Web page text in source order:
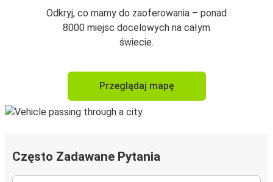
Odkryj, co mamy do zaoferowania – ponad
8000 miejsc docelowych na całym
świecie.
Przeglądaj mapę
Często Zadawane Pytania